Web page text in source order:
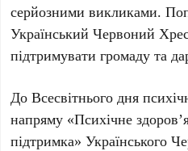
серйозними викликами.
Український Червоний
підтримувати громаду та
До Всесвітнього дня
напряму «Психічне
підтримка» Українського